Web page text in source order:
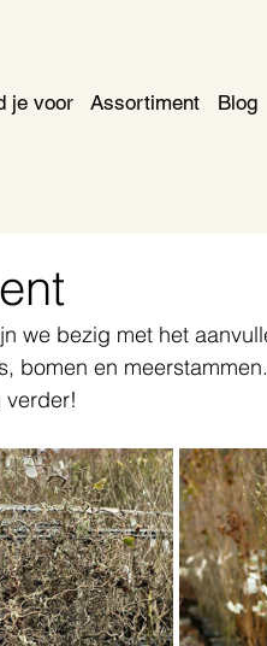
je voor Assortiment Blog
we bezig met het
bomen en
verder!